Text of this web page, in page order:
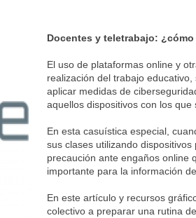
Docentes y teletrabajo:
El uso de plataformas online y
realización del trabajo
aplicar medidas de
aquellos dispositivos con los que
En esta casuística especial,
sus clases utilizando
precaución ante engaños online
importante para la información
En este artículo y recursos
colectivo a preparar una rutina